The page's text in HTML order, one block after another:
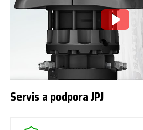
Servis a podpora JPJ